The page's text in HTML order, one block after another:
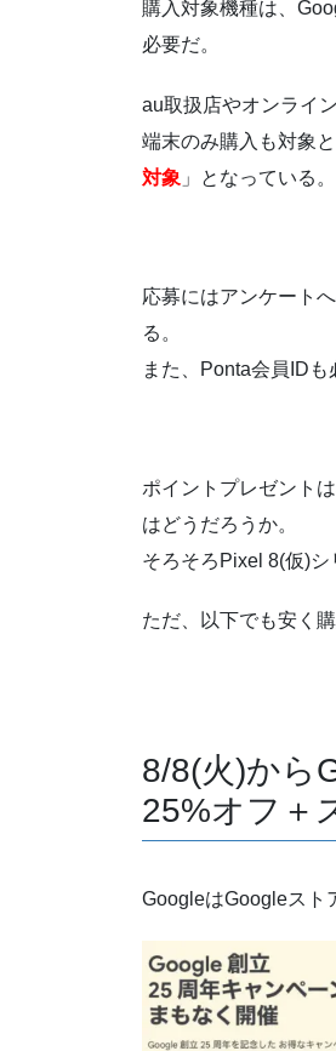
購入対象機種は、
必要だ。
au取扱店やオンライ
端末のみ購入も対象
対象 」となっている。
応募にはアンケート
る。
また、Ponta会員IDも
ポイントプレゼント
はどうだろうか。
そろそろPixel 8(仮)シ
ただ、以下でも安く購
8/8(火)から
25%オフ＋
GoogleはGoogleスト